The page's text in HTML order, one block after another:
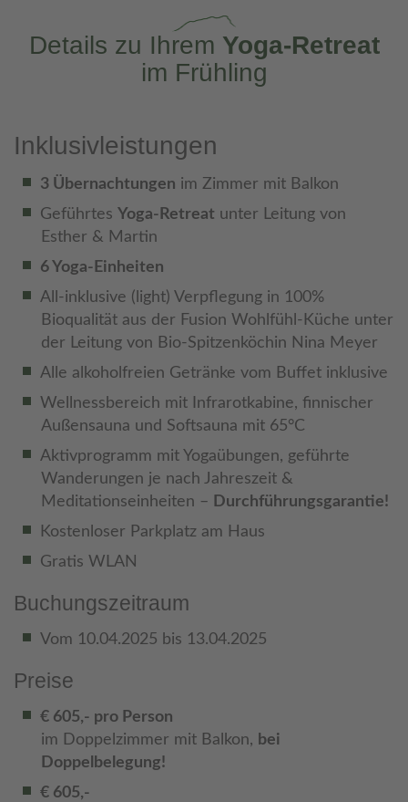
Details zu Ihrem Yoga-Retreat
im Frühling
Inklusivleistungen
3 Übernachtungen im Zimmer mit Balkon
Geführtes Yoga-Retreat unter Leitung von
Esther & Martin
6 Yoga-Einheiten
All-inklusive (light) Verpflegung in 100%
Bioqualität aus der Fusion Wohlfühl-Küche unter
der Leitung von Bio-Spitzenköchin Nina Meyer
Alle alkoholfreien Getränke vom Buffet inklusive
Wellnessbereich mit Infrarotkabine, finnischer
Außensauna und Softsauna mit 65°C
Aktivprogramm mit Yogaübungen, geführte
Wanderungen je nach Jahreszeit &
Meditationseinheiten – Durchführungsgarantie!
Kostenloser Parkplatz am Haus
Gratis WLAN
Buchungszeitraum
Vom 10.04.2025 bis 13.04.2025
Preise
€ 605,- pro Person
im Doppelzimmer mit Balkon, bei
Doppelbelegung!
€ 605,-